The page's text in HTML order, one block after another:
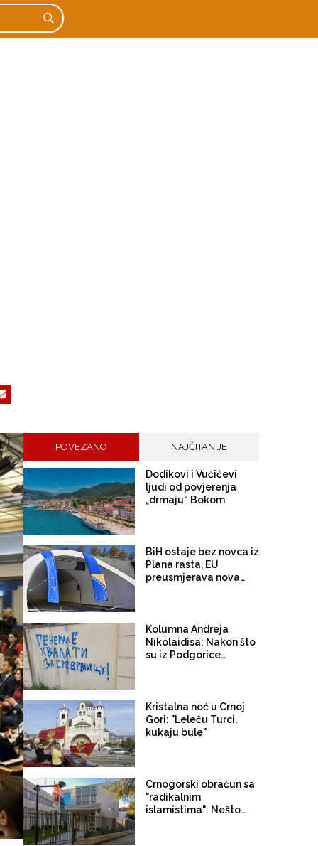
POVEZANO NAJČITANIJE
Dodikovi i Vučićevi
ljudi od povjerenja
„drmaju“ Bokom
BiH ostaje bez novca iz
Plana rasta, EU
preusmjerava novac
Kolumna Andreja
Nikolaidisa: Nakon što
su iz Podgorice
Kristalna noć u Crnoj
Gori: "Leleču Turci,
kukaju bule"
Crnogorski obračun sa
"radikalnim
islamistima": Nešto